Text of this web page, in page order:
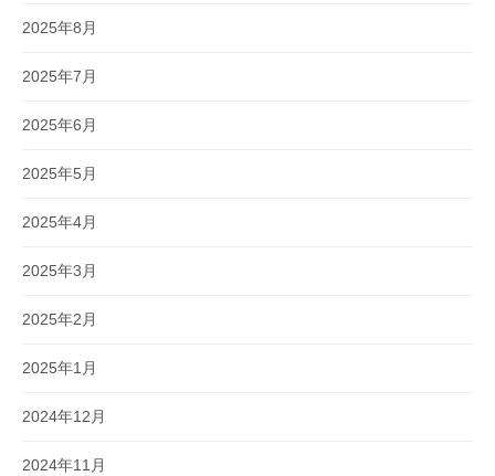
2025年8月
2025年7月
2025年6月
2025年5月
2025年4月
2025年3月
2025年2月
2025年1月
2024年12月
2024年11月